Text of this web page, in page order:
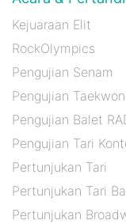
Kejuaraan Elit
RockOlympics
Pengujian Senam
Pengujian
Pengujian Balet
Pengujian Tari
Pertunjukan Tari
Pertunjukan Tari
Pertunjukan